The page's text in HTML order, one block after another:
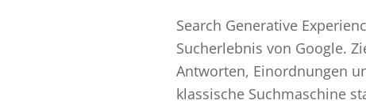
Search Generative
Sucherlebnis von Google.
Antworten, Einordnungen
klassische Suchmaschine